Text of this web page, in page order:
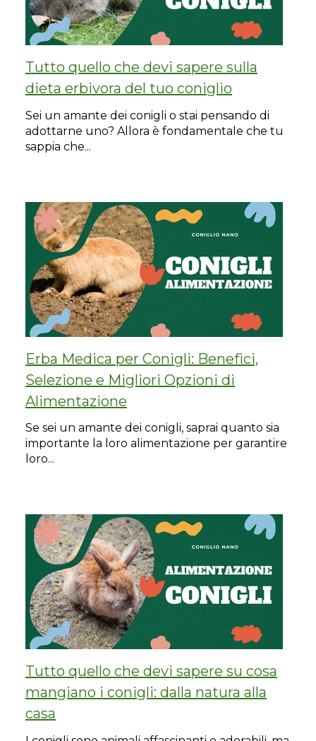
Tutto quello che devi sapere sulla
dieta erbivora del tuo coniglio
Sei un amante dei conigli o stai pensando di
adottarne uno? Allora è fondamentale che tu
sappia che...
Erba Medica per Conigli: Benefici,
Selezione e Migliori Opzioni di
Alimentazione
Se sei un amante dei conigli, saprai quanto sia
importante la loro alimentazione per garantire
loro...
Tutto quello che devi sapere su cosa
mangiano i conigli: dalla natura alla
casa